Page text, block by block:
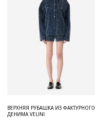
ВЕРХНЯЯ РУБАШКА ИЗ ФАКТУРНОГО
ДЕНИМА VELINI